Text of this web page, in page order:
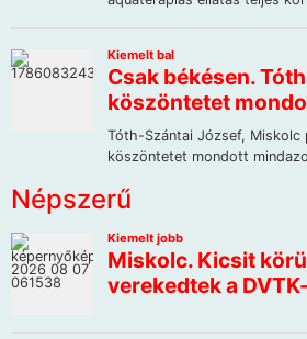
Népszerű